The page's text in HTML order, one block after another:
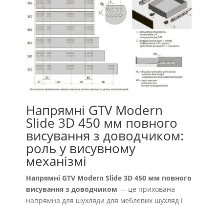
Напрямні GTV Modern
Slide 3D 450 мм повного
висування з доводчиком:
роль у висувному
механізмі
Напрямні GTV Modern Slide 3D 450 мм повного
висування з доводчиком — це прихована
напрямна для шухляди для меблевих шухляд і